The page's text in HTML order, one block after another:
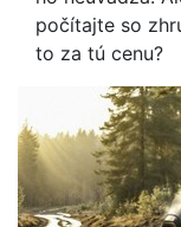
počítajte so
to za tú cenu?